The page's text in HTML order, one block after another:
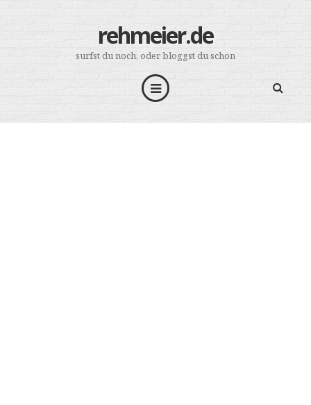
rehmeier.de
surfst du noch, oder bloggst du schon